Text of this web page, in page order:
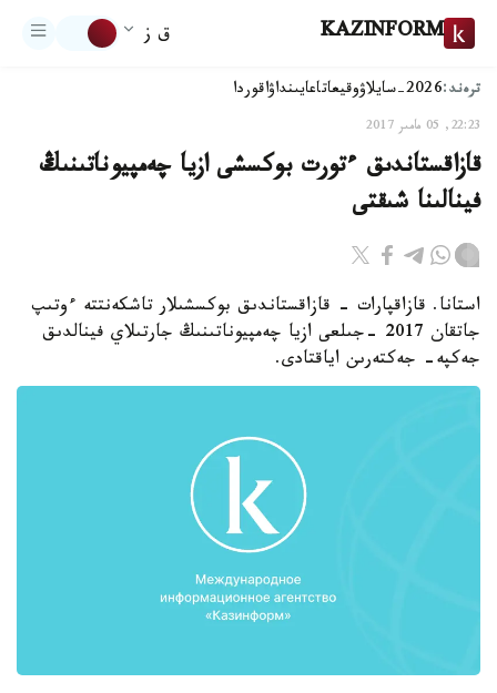
KAZINFORM ق ز
ترەند:2026-سايلاۋ وقيعاتاعايىنداۋاقوردا
22:23, 05 مامىر 2017
قازاقستاندىق ءتورت بوكسشى ازيا چەمپيوناتىنىڭ
فينالىنا شىقتى
استانا. قازاقپارات - قازاقستاندىق بوكسشىلار تاشكەنتتە ءوتىپ
جاتقان 2017 -جىلعى ازيا چەمپيوناتىنىڭ جارتىلاي فينالدىق
جەكپە- جەكتەرىن اياقتادى.